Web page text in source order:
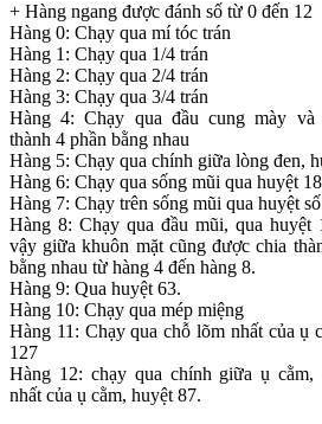
+️ Hàng ngang được đánh số từ 0 đến 12
Hàng 0: Chạy qua mí tóc trán
Hàng 1: Chạy qua 1/4 trán
Hàng 2: Chạy qua 2/4 trán
Hàng 3: Chạy qua 3/4 trán
Hàng 4: Chạy qua đầu cung mày và
thành 4 phần bằng nhau
Hàng 5: Chạy qua chính giữa lòng đen,
Hàng 6: Chạy qua sống mũi qua huyệt
Hàng 7: Chạy trên sống mũi qua huyệt
Hàng 8: Chạy qua đầu mũi, qua huyệt
vậy giữa khuôn mặt cũng được chia
bằng nhau từ hàng 4 đến hàng 8.
Hàng 9: Qua huyệt 63.
Hàng 10: Chạy qua mép miệng
Hàng 11: Chạy qua chỗ lõm nhất của ụ
127
Hàng 12: chạy qua chính giữa ụ cằm,
nhất của ụ cằm, huyệt 87.